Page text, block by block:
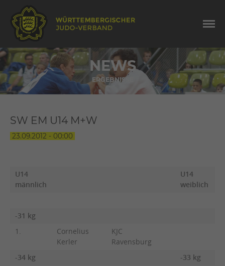
NEWS
ERGEBNISSE
SW EM U14 M+W
23.09.2012 - 00:00
U14
männlich
U14
weiblich
-31 kg
1.
Cornelius
Kerler
KJC
Ravensburg
-34 kg
-33 kg